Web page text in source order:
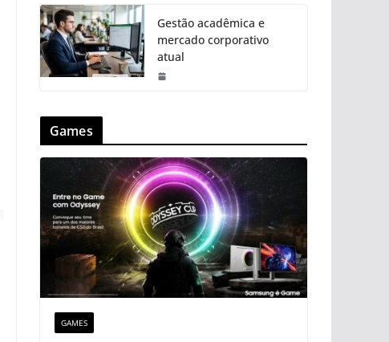
Gestão acadêmica e
mercado corporativo
atual
Games
GAMES